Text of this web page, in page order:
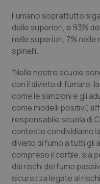
Toscana
Umbria
Veneto
Obesità
Oftalmologia
Oncoematologia
Oncologia &
Psoriasi & pelle
Quotidiano
Fumano soprattutto
delle superiori, e 93%
nelle superiori, 7%
spinelli.
“Nelle nostre scuole
con il divieto di fumare,
come le sanzioni e gli
come modelli positivi”,
responsabile scuola di
contesto condividiamo
divieto di fumo a tutti gli
compreso il cortile, sia
dai rischi del fumo
sicurezza legate al